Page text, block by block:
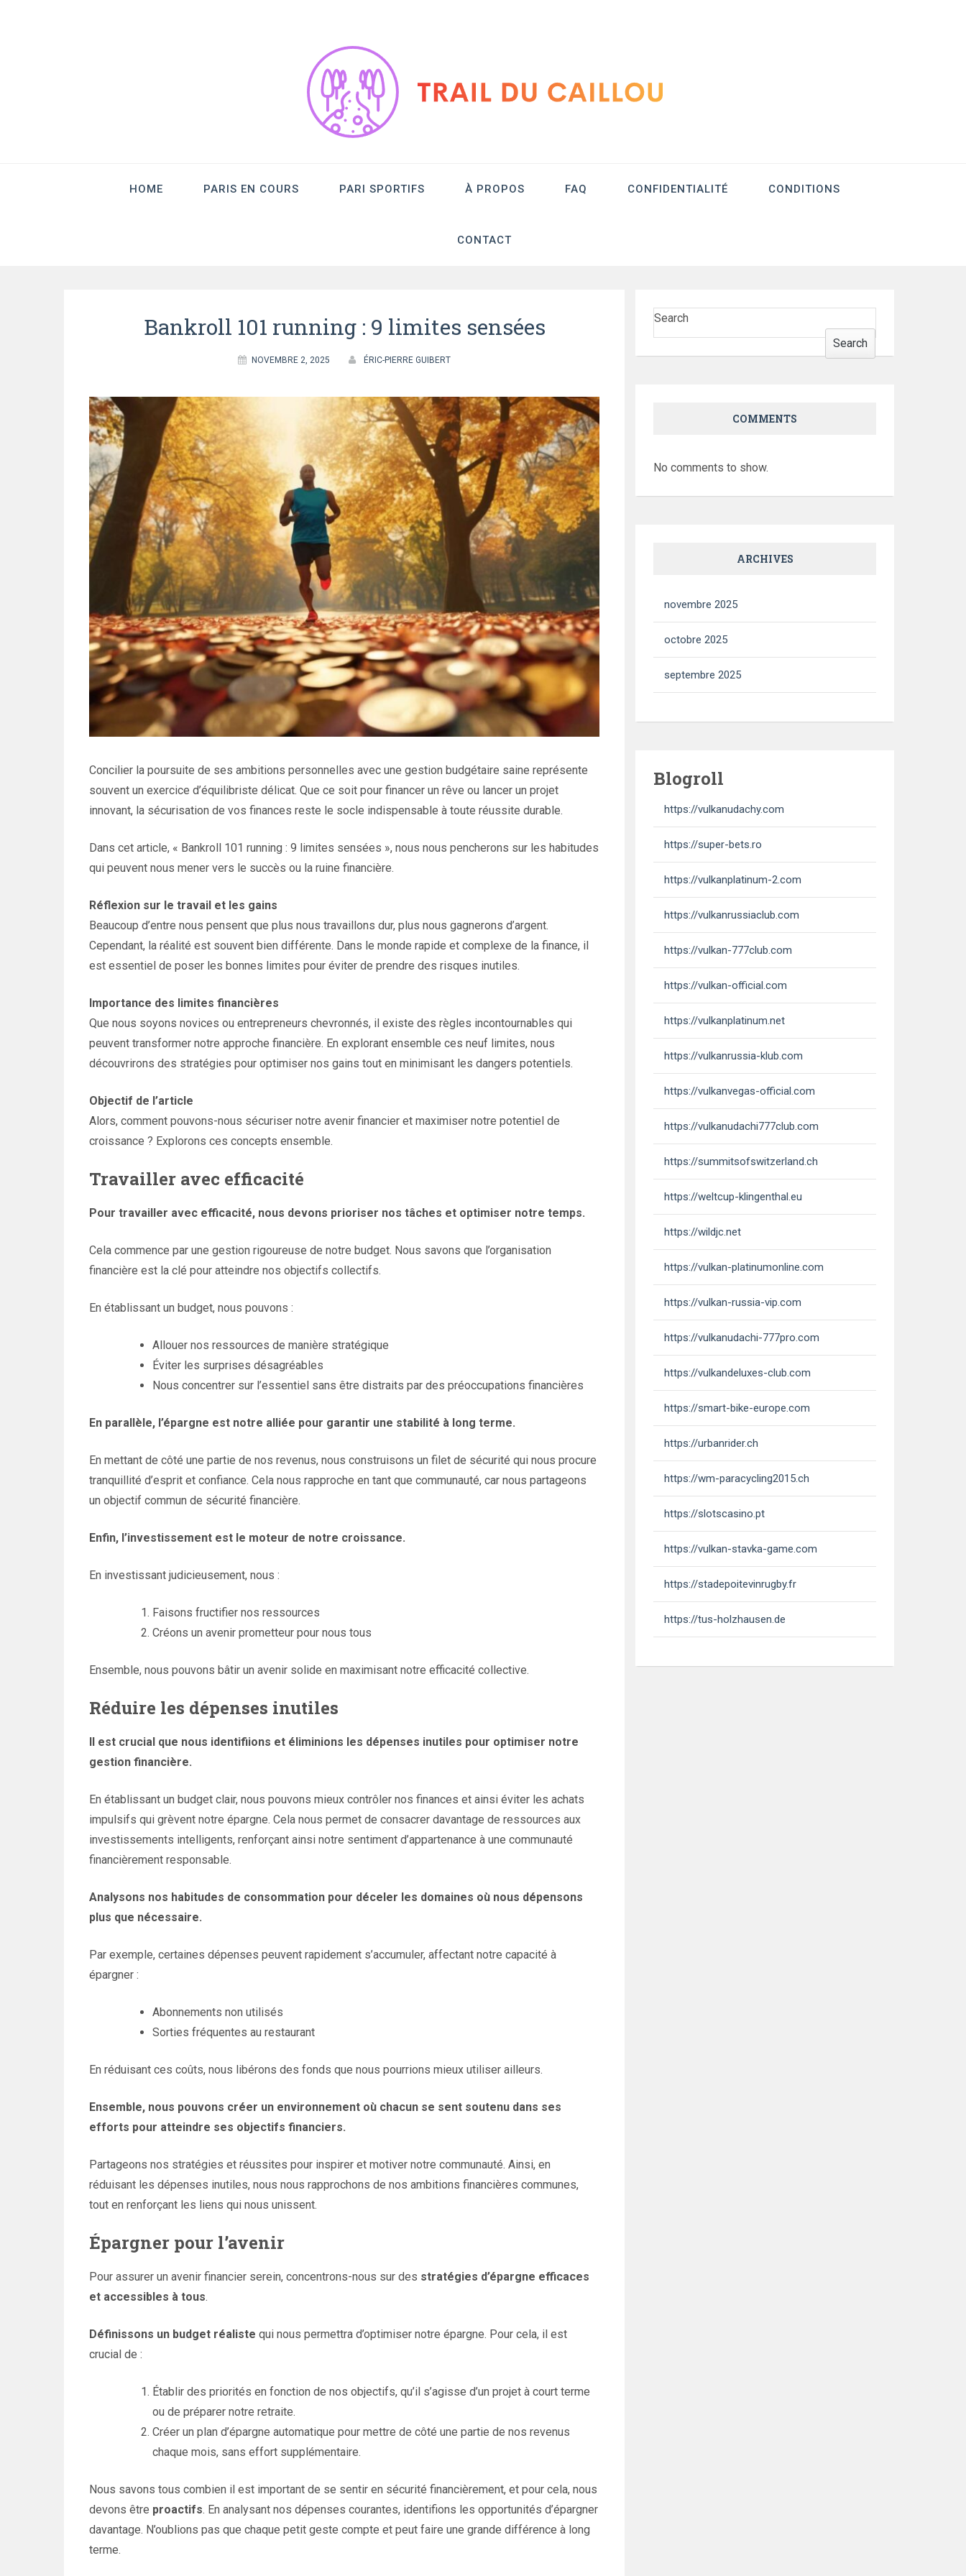
TrailDuCaillou.fr – Paris en Cours
HOME PARIS EN COURS PARI SPORTIFS À PROPOS FAQ CONFIDENTIALITÉ CONDITIONS
CONTACT
Bankroll 101 running : 9 limites sensées
NOVEMBRE 2, 2025 ÉRIC-PIERRE GUIBERT
Concilier la poursuite de ses ambitions personnelles avec une gestion budgétaire saine représente
souvent un exercice d’équilibriste délicat. Que ce soit pour financer un rêve ou lancer un projet
innovant, la sécurisation de vos finances reste le socle indispensable à toute réussite durable.
Dans cet article, « Bankroll 101 running : 9 limites sensées », nous nous pencherons sur les habitudes
qui peuvent nous mener vers le succès ou la ruine financière.
Réflexion sur le travail et les gains
Beaucoup d’entre nous pensent que plus nous travaillons dur, plus nous gagnerons d’argent.
Cependant, la réalité est souvent bien différente. Dans le monde rapide et complexe de la finance, il
est essentiel de poser les bonnes limites pour éviter de prendre des risques inutiles.
Importance des limites financières
Que nous soyons novices ou entrepreneurs chevronnés, il existe des règles incontournables qui
peuvent transformer notre approche financière. En explorant ensemble ces neuf limites, nous
découvrirons des stratégies pour optimiser nos gains tout en minimisant les dangers potentiels.
Objectif de l’article
Alors, comment pouvons-nous sécuriser notre avenir financier et maximiser notre potentiel de
croissance ? Explorons ces concepts ensemble.
Travailler avec efficacité
Pour travailler avec efficacité, nous devons prioriser nos tâches et optimiser notre temps.
Cela commence par une gestion rigoureuse de notre budget. Nous savons que l’organisation
financière est la clé pour atteindre nos objectifs collectifs.
En établissant un budget, nous pouvons :
Allouer nos ressources de manière stratégique
Éviter les surprises désagréables
Nous concentrer sur l’essentiel sans être distraits par des préoccupations financières
En parallèle, l’épargne est notre alliée pour garantir une stabilité à long terme.
En mettant de côté une partie de nos revenus, nous construisons un filet de sécurité qui nous procure
tranquillité d’esprit et confiance. Cela nous rapproche en tant que communauté, car nous partageons
un objectif commun de sécurité financière.
Enfin, l’investissement est le moteur de notre croissance.
En investissant judicieusement, nous :
Faisons fructifier nos ressources
Créons un avenir prometteur pour nous tous
Ensemble, nous pouvons bâtir un avenir solide en maximisant notre efficacité collective.
Réduire les dépenses inutiles
Il est crucial que nous identifiions et éliminions les dépenses inutiles pour optimiser notre
gestion financière.
En établissant un budget clair, nous pouvons mieux contrôler nos finances et ainsi éviter les achats
impulsifs qui grèvent notre épargne. Cela nous permet de consacrer davantage de ressources aux
investissements intelligents, renforçant ainsi notre sentiment d’appartenance à une communauté
financièrement responsable.
Analysons nos habitudes de consommation pour déceler les domaines où nous dépensons
plus que nécessaire.
Par exemple, certaines dépenses peuvent rapidement s’accumuler, affectant notre capacité à
épargner :
Abonnements non utilisés
Sorties fréquentes au restaurant
En réduisant ces coûts, nous libérons des fonds que nous pourrions mieux utiliser ailleurs.
Ensemble, nous pouvons créer un environnement où chacun se sent soutenu dans ses
efforts pour atteindre ses objectifs financiers.
Partageons nos stratégies et réussites pour inspirer et motiver notre communauté. Ainsi, en
réduisant les dépenses inutiles, nous nous rapprochons de nos ambitions financières communes,
tout en renforçant les liens qui nous unissent.
Épargner pour l’avenir
Pour assurer un avenir financier serein, concentrons-nous sur des stratégies d’épargne efficaces
et accessibles à tous.
Définissons un budget réaliste qui nous permettra d’optimiser notre épargne. Pour cela, il est
crucial de :
Établir des priorités en fonction de nos objectifs, qu’il s’agisse d’un projet à court terme
ou de préparer notre retraite.
Créer un plan d’épargne automatique pour mettre de côté une partie de nos revenus
chaque mois, sans effort supplémentaire.
Nous savons tous combien il est important de se sentir en sécurité financièrement, et pour cela, nous
devons être proactifs. En analysant nos dépenses courantes, identifions les opportunités d’épargner
davantage. N’oublions pas que chaque petit geste compte et peut faire une grande différence à long
terme.
Search
Search
COMMENTS
No comments to show.
ARCHIVES
novembre 2025
octobre 2025
septembre 2025
Blogroll
https://vulkanudachy.com
https://super-bets.ro
https://vulkanplatinum-2.com
https://vulkanrussiaclub.com
https://vulkan-777club.com
https://vulkan-official.com
https://vulkanplatinum.net
https://vulkanrussia-klub.com
https://vulkanvegas-official.com
https://vulkanudachi777club.com
https://summitsofswitzerland.ch
https://weltcup-klingenthal.eu
https://wildjc.net
https://vulkan-platinumonline.com
https://vulkan-russia-vip.com
https://vulkanudachi-777pro.com
https://vulkandeluxes-club.com
https://smart-bike-europe.com
https://urbanrider.ch
https://wm-paracycling2015.ch
https://slotscasino.pt
https://vulkan-stavka-game.com
https://stadepoitevinrugby.fr
https://tus-holzhausen.de